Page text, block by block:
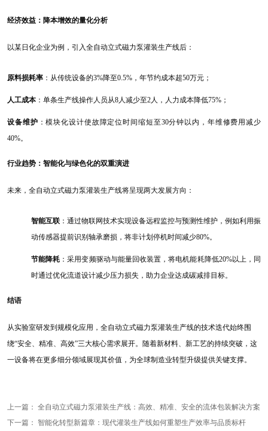
经济效益：降本增效的量化分析
以某日化企业为例，引入全自动立式磁力泵灌装生产线后：
原料损耗率 ：从传统设备的3%降至0.5%，年节约成本超50万元；
人工成本 ：单条生产线操作人员从8人减少至2人，人力成本降低75%；
设备维护 ：模块化设计使故障定位时间缩短至30分钟以内，年维修费用减少
40%。
行业趋势：智能化与绿色化的双重演进
未来，全自动立式磁力泵灌装生产线将呈现两大发展方向：
智能互联 ：通过物联网技术实现设备远程监控与预测性维护，例如利用振
动传感器提前识别轴承磨损，将非计划停机时间减少80%。
节能降耗 ：采用变频驱动与能量回收装置，将电机能耗降低20%以上，同
时通过优化流道设计减少压力损失，助力企业达成碳减排目标。
结语
从实验室研发到规模化应用，全自动立式磁力泵灌装生产线的技术迭代始终围
绕“安全、精准、高效”三大核心需求展开。随着新材料、新工艺的持续突破，这
一设备将在更多细分领域展现其价值，为全球制造业转型升级提供关键支撑。
上一篇： 全自动立式磁力泵灌装生产线：高效、精准、安全的流体包装解决方案
下一篇： 智能化转型新篇章：现代灌装生产线如何重塑生产效率与品质标杆